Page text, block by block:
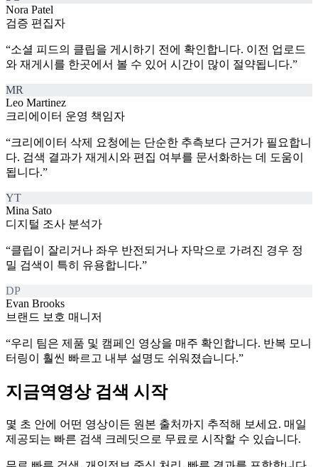
Nora Patel
검증 편집자
“소셜 피드의 클립을 게시하기 전에 확인합니다. 이전 업로드
와 재게시를 한곳에서 볼 수 있어 시간이 많이 절약됩니다.”
MR
Leo Martinez
크리에이터 운영 책임자
“크리에이터 삭제 요청에는 단순한 추측보다 근거가 필요합니
다. 검색 결과가 재게시와 편집 여부를 문서화하는 데 도움이
됩니다.”
YT
Mina Sato
디지털 조사 분석가
“클립이 잘리거나 좌우 반전되거나 자막으로 가려진 경우 정
밀 검색이 특히 유용합니다.”
DP
Evan Brooks
브랜드 보호 매니저
“우리 팀은 제품 및 캠페인 영상을 매주 확인합니다. 반복 모니
터링이 훨씬 빠르고 내부 설명도 쉬워졌습니다.”
지금역영상 검색 시작
몇 초 안에 어떤 영상이든 원본 출처까지 추적해 보세요. 매일
제공되는 빠른 검색 크레딧으로 무료로 시작할 수 있습니다.